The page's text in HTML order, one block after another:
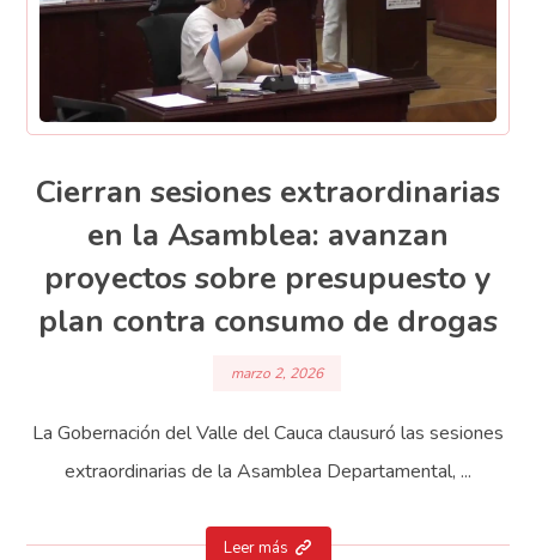
Cierran sesiones extraordinarias
en la Asamblea: avanzan
proyectos sobre presupuesto y
plan contra consumo de drogas
marzo 2, 2026
La Gobernación del Valle del Cauca clausuró las sesiones
extraordinarias de la Asamblea Departamental, ...
Leer más